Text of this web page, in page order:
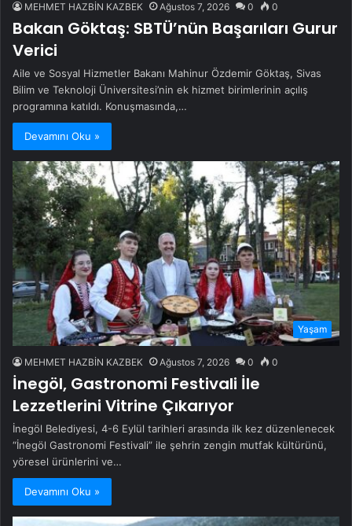
MEHMET HAZBİN KAZBEK Ağustos 7, 2026 0 0
Bakan Göktaş: SBTÜ’nün Başarıları Gurur
Verici
Aile ve Sosyal Hizmetler Bakanı Mahinur Özdemir Göktaş, Sivas
Bilim ve Teknoloji Üniversitesi’nin ek hizmet birimlerinin açılış
programına katıldı. Konuşmasında,…
Devamını Oku »
Yaşam
MEHMET HAZBİN KAZBEK Ağustos 7, 2026 0 0
İnegöl, Gastronomi Festivali İle
Lezzetlerini Vitrine Çıkarıyor
İnegöl Belediyesi, 4-6 Eylül tarihleri arasında ilk kez düzenlenecek
“İnegöl Gastronomi Festivali” ile şehrin zengin mutfak kültürünü,
yöresel ürünlerini ve…
Devamını Oku »